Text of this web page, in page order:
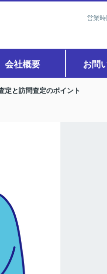
営業
会社概要 お問
定と訪問査定のポイント